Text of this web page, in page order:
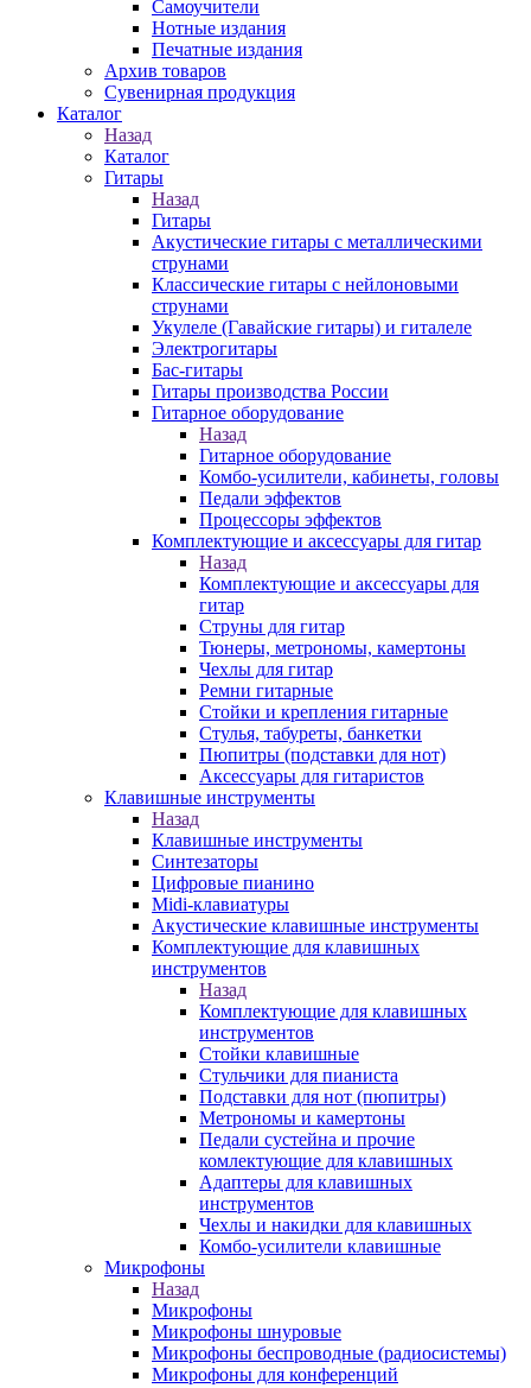
Самоучители
Нотные издания
Печатные издания
Архив товаров
Сувенирная продукция
Каталог
Назад
Каталог
Гитары
Назад
Гитары
Акустические гитары с металлическими
струнами
Классические гитары с нейлоновыми
струнами
Укулеле (Гавайские гитары) и гиталеле
Электрогитары
Бас-гитары
Гитары производства России
Гитарное оборудование
Назад
Гитарное оборудование
Комбо-усилители, кабинеты, головы
Педали эффектов
Процессоры эффектов
Комплектующие и аксессуары для гитар
Назад
Комплектующие и аксессуары для
гитар
Струны для гитар
Тюнеры, метрономы, камертоны
Чехлы для гитар
Ремни гитарные
Стойки и крепления гитарные
Стулья, табуреты, банкетки
Пюпитры (подставки для нот)
Аксессуары для гитаристов
Клавишные инструменты
Назад
Клавишные инструменты
Синтезаторы
Цифровые пианино
Midi-клавиатуры
Акустические клавишные инструменты
Комплектующие для клавишных
инструментов
Назад
Комплектующие для клавишных
инструментов
Стойки клавишные
Стульчики для пианиста
Подставки для нот (пюпитры)
Метрономы и камертоны
Педали сустейна и прочие
комлектующие для клавишных
Адаптеры для клавишных
инструментов
Чехлы и накидки для клавишных
Комбо-усилители клавишные
Микрофоны
Назад
Микрофоны
Микрофоны шнуровые
Микрофоны беспроводные (радиосистемы)
Микрофоны для конференций